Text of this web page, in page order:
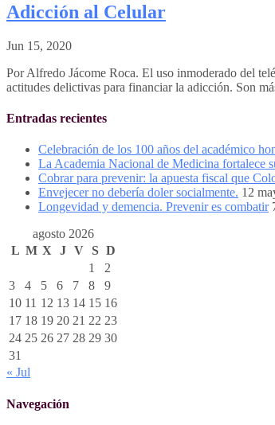
Adicción al Celular
Jun 15, 2020
Por Alfredo Jácome Roca. El uso inmoderado del
actitudes delictivas para financiar la adicción. Son
Entradas recientes
Celebración de los 100 años del académico
La Academia Nacional de Medicina fortalece
Cobrar para prevenir: la apuesta fiscal que
Envejecer no debería doler socialmente. 12
Longevidad y demencia. Prevenir es combatir
agosto 2026
L M X J V S D
1
2
3
4 5 6 7 8
9
10 11 12 13 14 15 16
17 18 19 20 21 22 23
24 25 26 27 28 29 30
31
« Jul
Navegación